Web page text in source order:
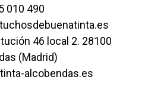
010 490
46 local 2. 28100
(Madrid)
alcobendas.es